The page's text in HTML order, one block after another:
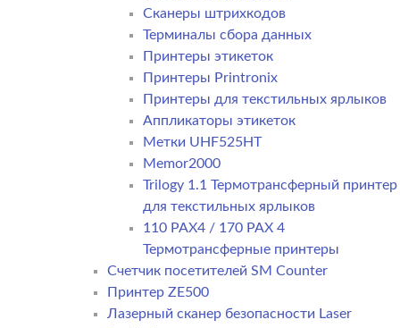
Сканеры штрихкодов
Терминалы сбора данных
Принтеры этикеток
Принтеры Printronix
Принтеры для текстильных ярлыков
Аппликаторы этикеток
Метки UHF525HT
Memor2000
Trilogy 1.1 Термотрансферный принтер
для текстильных ярлыков
110 PAX4 / 170 PAX 4
Термотрансферные принтеры
Счетчик посетителей SM Counter
Принтер ZE500
Лазерный сканер безопасности Laser